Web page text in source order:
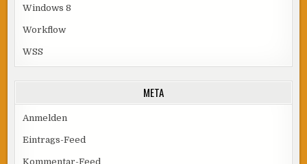
Windows 8
Workflow
WSS
META
Anmelden
Eintrags-Feed
Kommentar-Feed